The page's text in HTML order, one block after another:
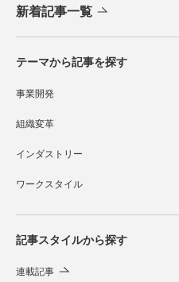
新着記事一覧
テーマから記事を探す
事業開発
組織変革
インダストリー
ワークスタイル
記事スタイルから探す
連載記事